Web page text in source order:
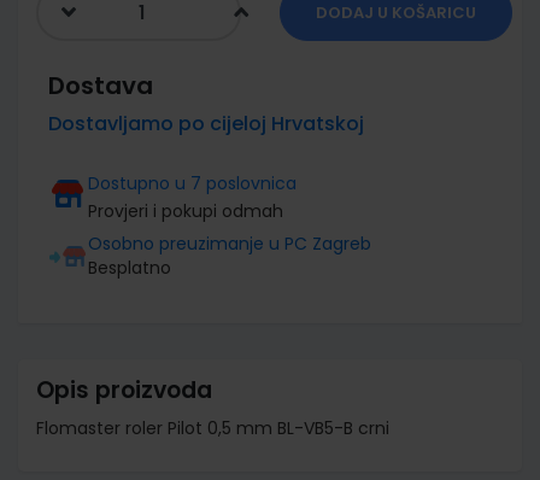
DODAJ U KOŠARICU
Dostava
Dostavljamo po cijeloj Hrvatskoj
Dostupno u 7 poslovnica
Provjeri i pokupi odmah
Osobno preuzimanje u PC Zagreb
Besplatno
Opis proizvoda
Flomaster roler Pilot 0,5 mm BL-VB5-B crni